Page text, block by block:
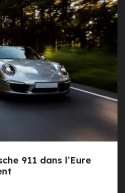
911 dans l’Eure